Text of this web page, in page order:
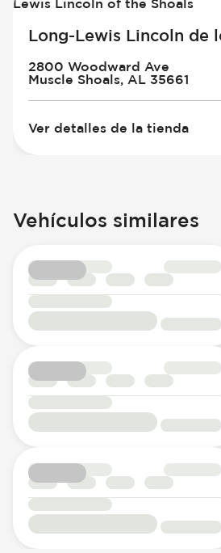
Long-Lewis Lincoln de
2800 Woodward Ave
Muscle Shoals, AL 35661
Ver detalles de la tienda
Vehículos similares